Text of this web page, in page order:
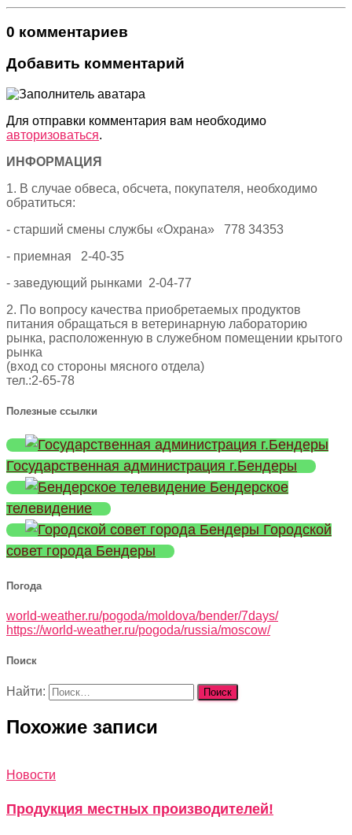
0 комментариев
Добавить комментарий
Для отправки комментария вам необходимо
авторизоваться.
ИНФОРМАЦИЯ
1. В случае обвеса, обсчета, покупателя, необходимо
обратиться:
- старший смены службы «Охрана» 778 34353
- приемная 2-40-35
- заведующий рынками 2-04-77
2. По вопросу качества приобретаемых продуктов
питания обращаться в ветеринарную лабораторию
рынка, расположенную в служебном помещении крытого
рынка
(вход со стороны мясного отдела)
тел.:2-65-78
Полезные ссылки
Государственная администрация г.Бендеры
Бендерское
телевидение
Городской
совет города Бендеры
Погода
world-weather.ru/pogoda/moldova/bender/7days/
https://world-weather.ru/pogoda/russia/moscow/
Поиск
Найти:
Похожие записи
Новости
Продукция местных производителей!